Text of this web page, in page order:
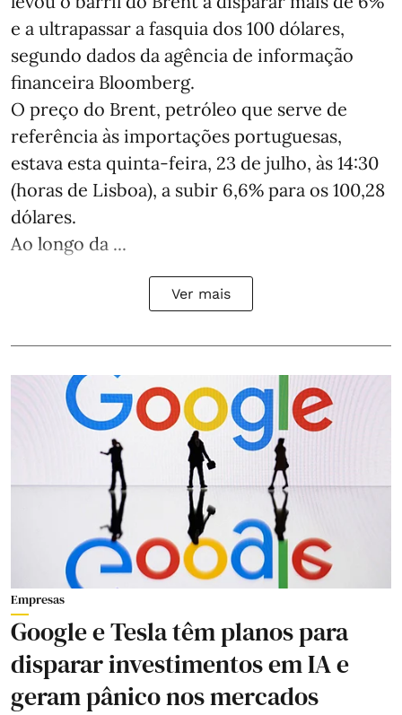
e a ultrapassar a fasquia dos 100 dólares,
segundo dados da agência de informação
financeira Bloomberg.
O preço do Brent, petróleo que serve de
referência às importações portuguesas,
estava esta quinta-feira, 23 de julho, às 14:30
(horas de Lisboa), a subir 6,6% para os 100,28
dólares.
Ao longo da ...
Ver mais
Empresas
Google e Tesla têm planos para
disparar investimentos em IA e
geram pânico nos mercados